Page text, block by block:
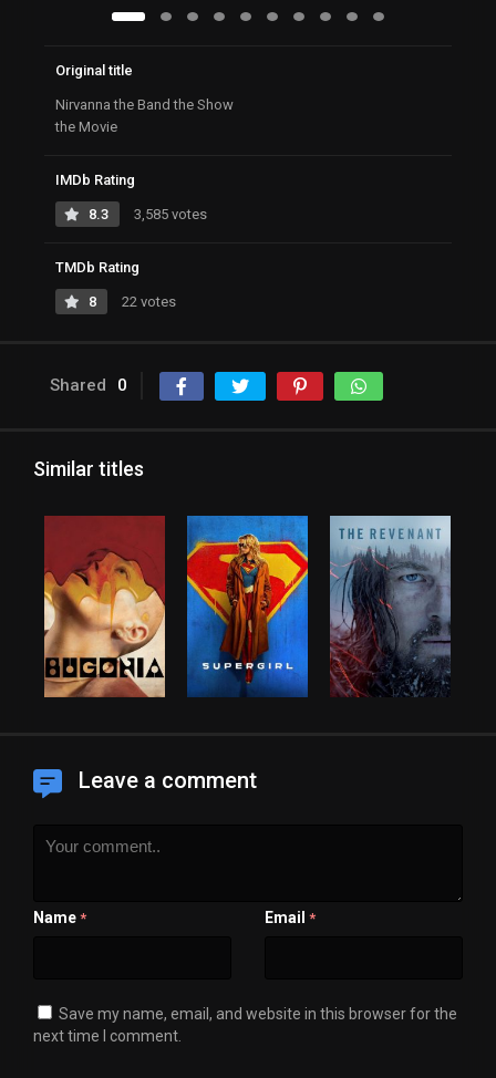
Original title
Nirvanna the Band the Show
the Movie
IMDb Rating
8.3 3,585 votes
TMDb Rating
8 22 votes
Shared 0
Similar titles
Leave a comment
Name * Email *
Save my name, email, and website in this browser for the
next time I comment.